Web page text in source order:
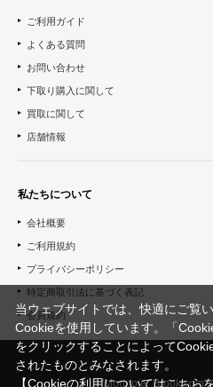
ご利用ガイド
よくある質問
お問い合わせ
下取り購入に関して
買取に関して
店舗情報
私たちについて
会社概要
ご利用規約
プライバシーポリシー
特定商取引法に基づく表記
会員規約
© "Morinoie_Brook.com"
当ウェブサイトでは、快適にご覧
Cookieを使用しています。「
をクリックすることによって
されたものとみなされます。
【Cookieの利用についてはこちら